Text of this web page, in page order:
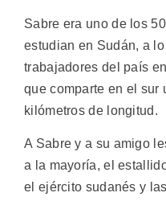
Sabre era uno de los
estudian en Sudán, a
trabajadores del país
que comparte en el sur
kilómetros de longitud.
A Sabre y a su amigo
a la mayoría, el
el ejército sudanés y